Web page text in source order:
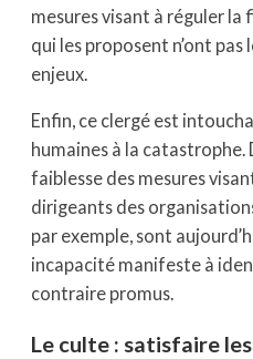
mesures visant à réguler
qui les proposent n’ont
enjeux.
Enfin, ce clergé est
humaines à la
faiblesse des mesures
dirigeants des
par exemple, sont
incapacité manifeste à
contraire promus.
Le culte : satisfaire